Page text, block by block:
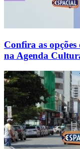
Confira as
na Agenda